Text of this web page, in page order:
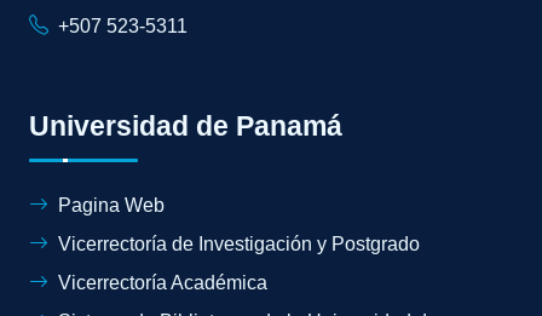
+507 523-5311
Universidad de Panamá
Pagina Web
Vicerrectoría de Investigación y Postgrado
Vicerrectoría Académica